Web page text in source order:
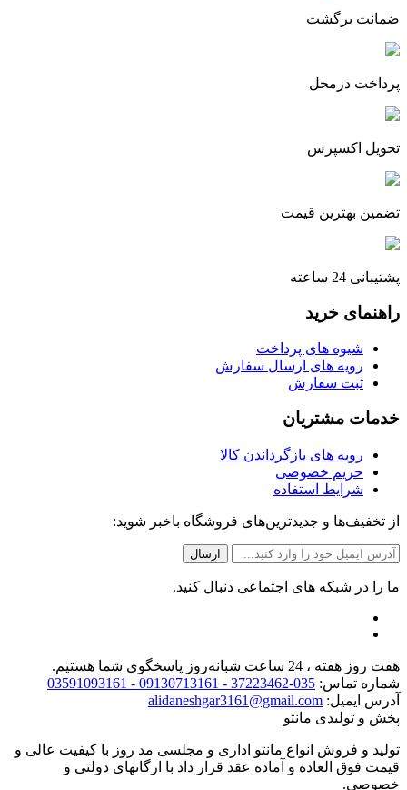
ضمانت برگشت
پرداخت درمحل
تحویل اکسپرس
تضمین بهترین قیمت
پشتیبانی 24 ساعته
راهنمای خرید
شیوه های پرداخت
رویه های ارسال سفارش
ثبت سفارش
خدمات مشتریان
رویه های بازگرداندن کالا
حریم خصوصی
شرایط استفاده
از تخفیف‌ها و جدیدترین‌های فروشگاه باخبر شوید:
ما را در شبکه های اجتماعی دنبال کنید.
هفت روز هفته ، 24 ساعت شبانه‌روز پاسخگوی شما هستیم.
شماره تماس: 035-37223462 - 09130713161 - 03591093161
آدرس ایمیل: alidaneshgar3161@gmail.com
پخش و تولیدی مانتو
تولید و فروش انواع مانتو اداری و مجلسی مد روز با کیفیت عالی و
قیمت فوق العاده و آماده عقد قرار داد با ارگانهای دولتی و
خصوصی.